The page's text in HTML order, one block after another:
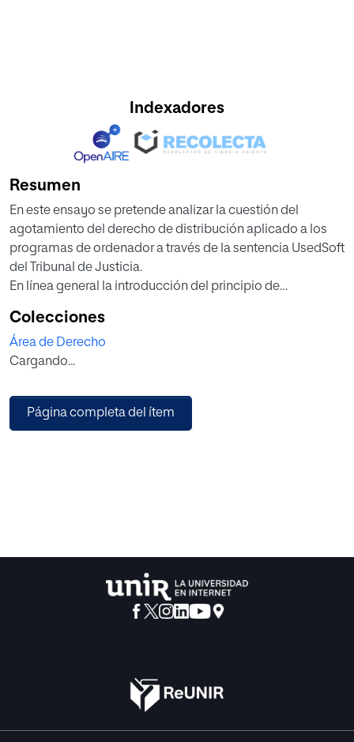
Indexadores
Resumen
En este ensayo se pretende analizar la cuestión del
agotamiento del derecho de distribución aplicado a los
programas de ordenador a través de la sentencia UsedSoft
del Tribunal de Justicia.
En línea general la introducción del principio de
comunitaria resultan necesarias para entender como el
Tribunal de Justicia de la UE ha llegado a pronunciar la
sentencia UsedSoft y qué tipo de interpretaciones se han
las implicaciones jurídicas futuras que la sentencia generó
en Alemania y Estados Unidos, donde se originó el
Colecciones
Área de Derecho
Cargando...
Página completa del ítem